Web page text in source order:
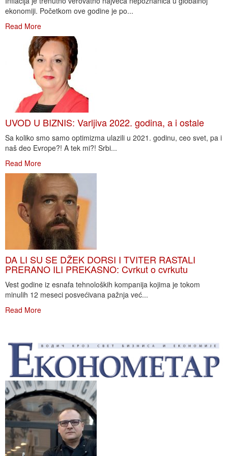
ekonomiji. Početkom ove godine je po...
Read More
UVOD U BIZNIS: Varljiva 2022. godina, a i ostale
Sa koliko smo samo optimizma ulazili u 2021. godinu, ceo svet, pa i
naš deo Evrope?! A tek mi?! Srbi...
Read More
DA LI SU SE DŽEK DORSI I TVITER RASTALI
PRERANO ILI PREKASNO: Cvrkut o cvrkutu
Vest godine iz esnafa tehnoloških kompanija kojima je tokom
minulih 12 meseci posvećivana pažnja već...
Read More